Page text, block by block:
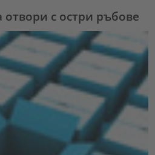
с остри ръбове